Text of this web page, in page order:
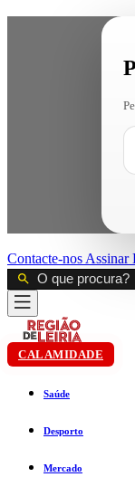
Contacte-nos Assinar
CALAMIDADE
Saúde
Desporto
Mercado